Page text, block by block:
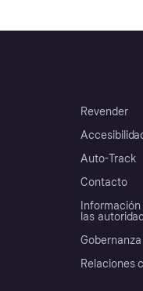
Revender
Auto-Track
Contacto
las
Relaciones